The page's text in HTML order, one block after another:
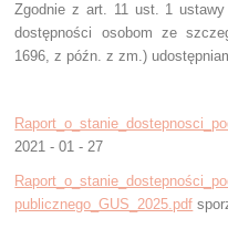
Zgodnie z art. 11 ust. 1
dostępności osobom ze
1696, z późn. z zm.)
2021 - 01 - 27
publicznego_GUS_2025.pdf